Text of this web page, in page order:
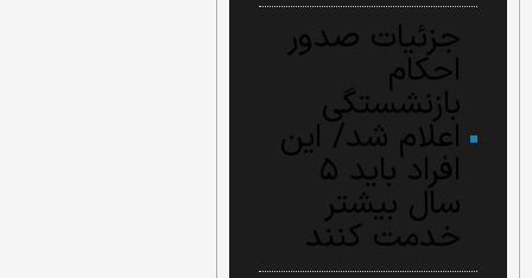
جزئیات صدور
احکام
بازنشستگی
اعلام شد/ این
افراد باید ۵
سال بیشتر
خدمت کنند